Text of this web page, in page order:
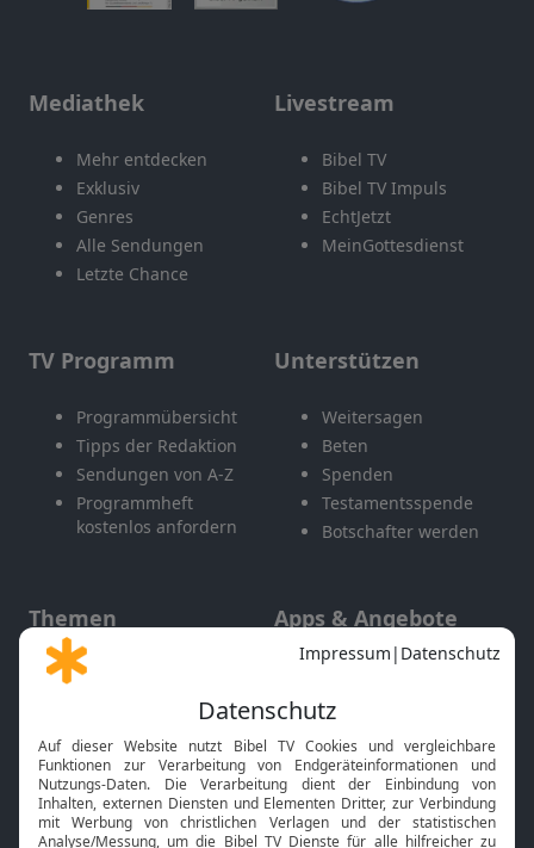
Mediathek
Mehr entdecken
Exklusiv
Genres
Alle Sendungen
Letzte Chance
Livestream
Bibel TV
Bibel TV Impuls
EchtJetzt
MeinGottesdienst
TV Programm
Programmübersicht
Tipps der Redaktion
Sendungen von A-Z
Programmheft
kostenlos anfordern
Unterstützen
Weitersagen
Beten
Spenden
Testamentsspende
Botschafter werden
Themen
Gott und Bibel erklärt
Neuigkeiten
Apps & Angebote
Mobile App
Smart TV
HbbTV
Bibelthek Online-Bibel